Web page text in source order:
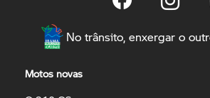
No trânsito, enxergar o
Motos novas